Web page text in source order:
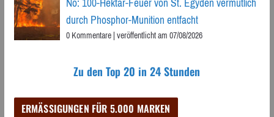
durch Phosphor-Munition entfacht
0 Kommentare|veröffentlicht am 07/08/2026
Zu den Top 20 in 24 Stunden
ERMÄSSIGUNGEN FÜR 5.000 MARKEN